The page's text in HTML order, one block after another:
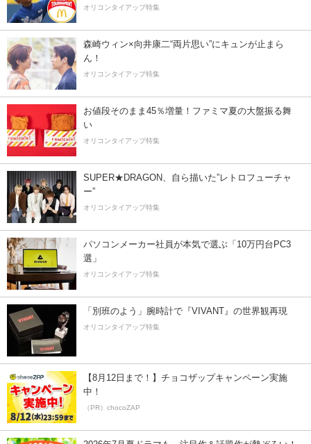
オリコンタイアップ特集
森崎ウィン×向井康二“両片思い”にキュンが止まら
ん！
オリコンタイアップ特集
お値段そのまま45％増量！ファミマ夏の大盤振る舞
い
オリコンタイアップ特集
SUPER★DRAGON、自ら描いた”レトロフューチャ
ー”
オリコンタイアップ特集
パソコンメーカー社員が本気で選ぶ「10万円台PC3
選」
オリコンタイアップ特集
「別班のよう」腕時計で『VIVANT』の世界観再現
オリコンタイアップ特集
【8月12日まで！】チョコザップキャンペーン実施
中！
（PR）chocoZAP